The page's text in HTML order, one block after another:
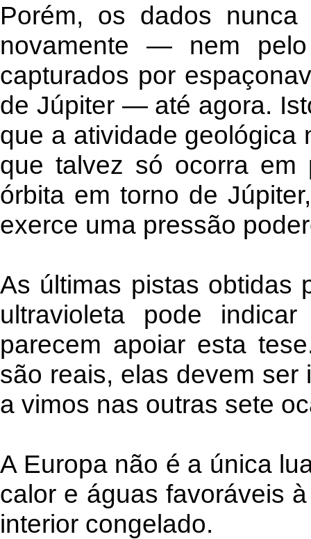
Porém, os dados nunca
novamente — nem
capturados por
de Júpiter — até agora.
que a atividade geológica
que talvez só ocorra em
órbita em torno de
exerce uma pressão
As últimas pistas
ultravioleta pode
parecem apoiar esta
são reais, elas devem ser
a vimos nas outras sete
A Europa não é a única
calor e águas favoráveis
interior congelado.